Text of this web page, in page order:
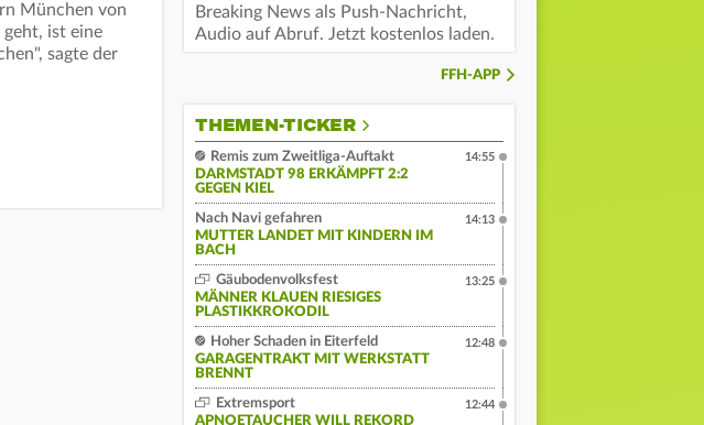
München von
geht, ist eine
sagte der
Breaking News als Push-Nachricht,
Audio auf Abruf. Jetzt kostenlos laden.
FFH-APP
THEMEN-TICKER
Remis zum Zweitliga-Auftakt
DARMSTADT 98 ERKÄMPFT 2:2
GEGEN KIEL
14:55
Nach Navi gefahren
MUTTER LANDET MIT KINDERN IM
BACH
14:13
Gäubodenvolksfest
MÄNNER KLAUEN RIESIGES
PLASTIKKROKODIL
13:25
Hoher Schaden in Eiterfeld
GARAGENTRAKT MIT WERKSTATT
BRENNT
12:48
Extremsport
APNOETAUCHER WILL REKORD
12:44